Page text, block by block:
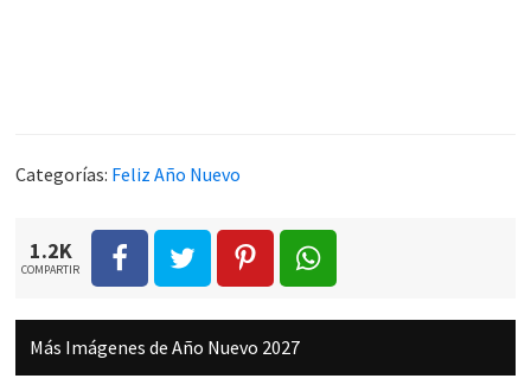
Categorías: Feliz Año Nuevo
1.2K
COMPARTIR
Más Imágenes de Año Nuevo 2027